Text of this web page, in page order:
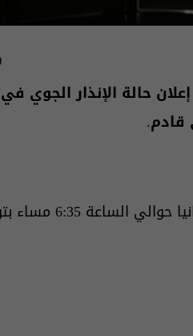
حالة الإنذار الجوي
قادم.
6:35 مساء بتوقيت